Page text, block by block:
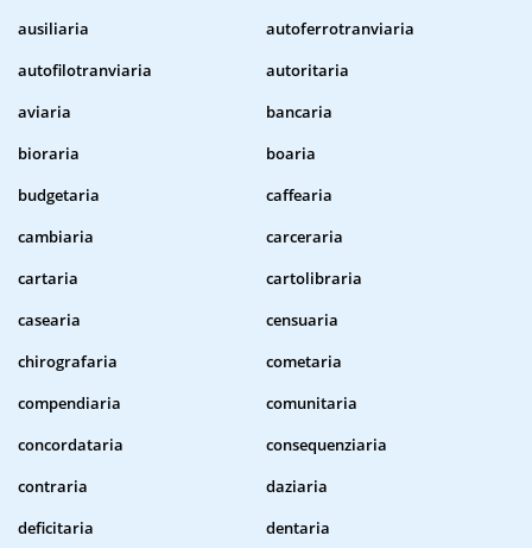
ausiliaria
autoferrotranviaria
autofilotranviaria
autoritaria
aviaria
bancaria
bioraria
boaria
budgetaria
caffearia
cambiaria
carceraria
cartaria
cartolibraria
casearia
censuaria
chirografaria
cometaria
compendiaria
comunitaria
concordataria
consequenziaria
contraria
daziaria
deficitaria
dentaria